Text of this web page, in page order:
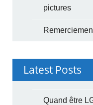
pictures
Latest Posts
Quand être